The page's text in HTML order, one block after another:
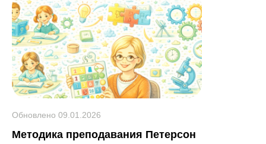
Обновлено 09.01.2026
Методика преподавания Петерсон